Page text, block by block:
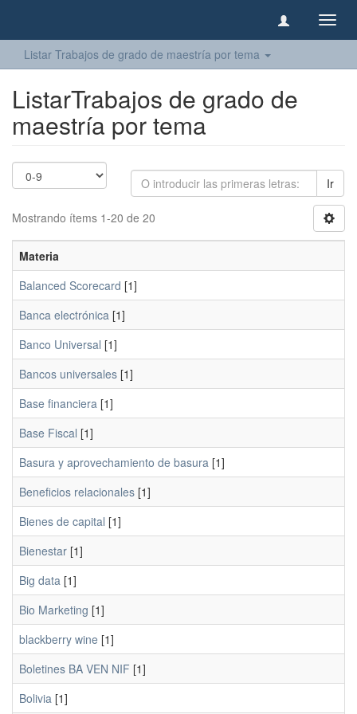
Listar Trabajos de grado de maestría por tema
ListarTrabajos de grado de
maestría por tema
Ir
Mostrando ítems 1-20 de 20
Materia
Balanced Scorecard [1]
Banca electrónica [1]
Banco Universal [1]
Bancos universales [1]
Base financiera [1]
Base Fiscal [1]
Basura y aprovechamiento de basura [1]
Beneficios relacionales [1]
Bienes de capital [1]
Bienestar [1]
Big data [1]
Bio Marketing [1]
blackberry wine [1]
Boletines BA VEN NIF [1]
Bolivia [1]